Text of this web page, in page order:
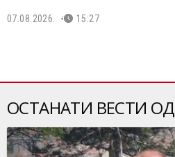
07.08.2026. 15:27
ОСТАНАТИ ВЕСТИ ОД